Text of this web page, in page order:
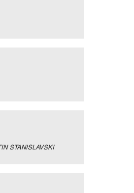
STANISLAVSKI